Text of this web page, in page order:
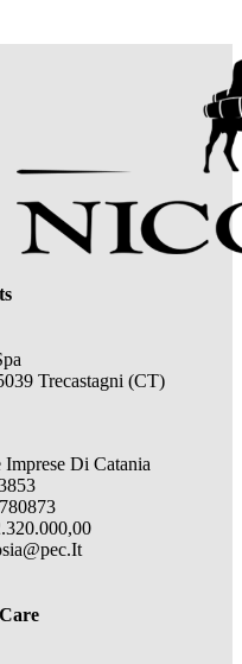
Trecastagni (CT)
Di Catania